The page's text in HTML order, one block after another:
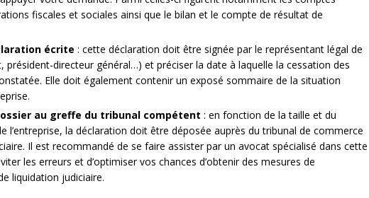
fiscales et sociales ainsi que le bilan et le compte de résultat de
écrite : cette déclaration doit être signée par le représentant légal de
président-directeur général…) et préciser la date à laquelle la cessation des
Elle doit également contenir un exposé sommaire de la situation
au greffe du tribunal compétent : en fonction de la taille et du
l’entreprise, la déclaration doit être déposée auprès du tribunal de commerce
Il est recommandé de se faire assister par un avocat spécialisé dans cette
les erreurs et d’optimiser vos chances d’obtenir des mesures de
liquidation judiciaire.